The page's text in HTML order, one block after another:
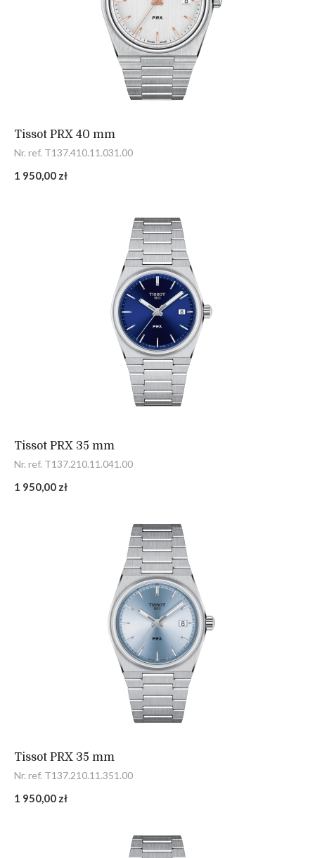
Tissot PRX 40 mm
Nr. ref. T137.410.11.031.00
1 950,00 zł
Tissot PRX 35 mm
Nr. ref. T137.210.11.041.00
1 950,00 zł
Tissot PRX 35 mm
Nr. ref. T137.210.11.351.00
1 950,00 zł